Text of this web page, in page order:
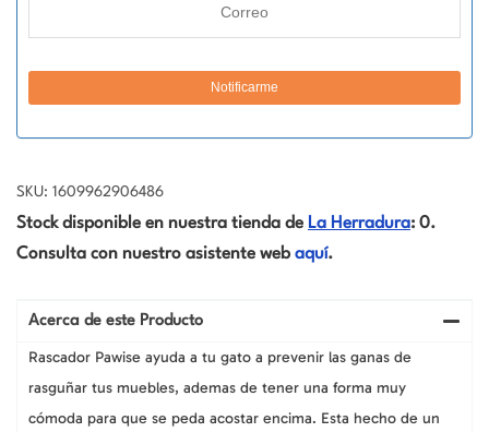
SKU: 1609962906486
Stock disponible en nuestra tienda de La Herradura: 0.
Consulta con nuestro asistente web aquí.
Acerca de este Producto
Rascador Pawise ayuda a tu gato a prevenir las ganas de
rasguñar tus muebles, ademas de tener una forma muy
cómoda para que se peda acostar encima. Esta hecho de un